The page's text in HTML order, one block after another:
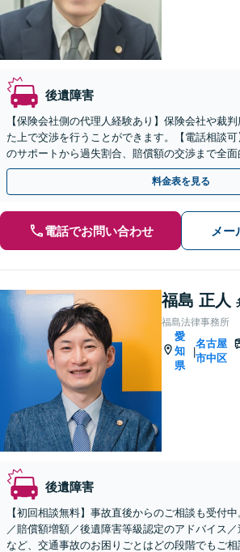
後遺障害
【保険会社側の代理人経験あり】保険会社や裁
た上で交渉を行うことができます。【電話相談
のサポートから過失割合、賠償額の交渉まで全面
料金表を見る
電話でお問い合わせ メー
福島 正人
福島法律事務所
愛
知
県
|
名古屋
市中区
後遺障害
【初回相談無料】事故直後からのご相談も受付
／賠償額増額／後遺障害等級認定のアドバイス
など、交通事故のお困りごとはどの段階でもご